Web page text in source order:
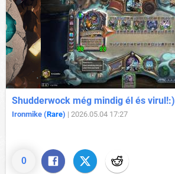
0
Shudderwock még mindig él és virul!:)
Ironmike (Rare) | 2026.05.04 17:27